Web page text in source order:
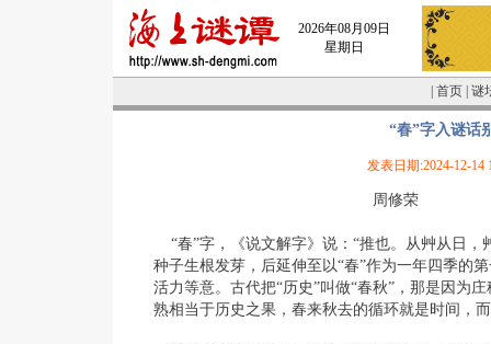
2026年08月09日
星期日
首页 谜
“春”字入谜话
发表日期:2024-12-14
周修荣
“春”字，《说文解字》说：“推也。从艸从日，
种子生根发芽，后延伸至以“春”作为一年四季的
活力等意。古代把“历史”叫做“春秋”，那是因为
熟相当于历史之果，春来秋去的循环就是时间，